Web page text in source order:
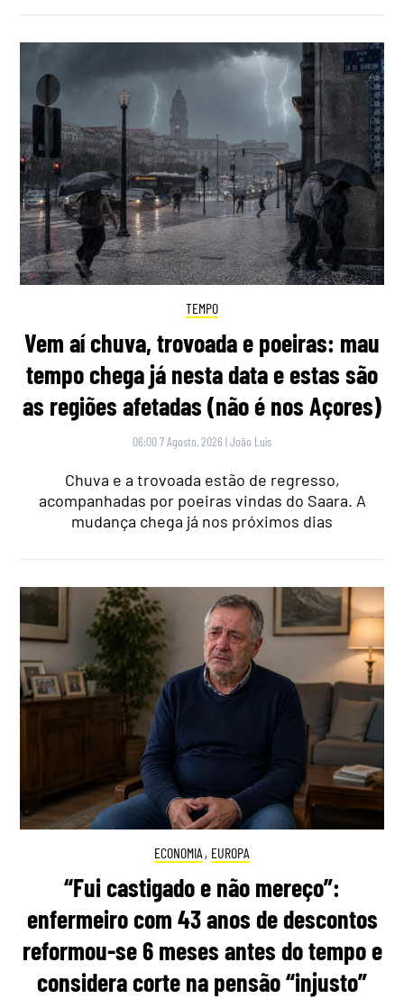
TEMPO
Vem aí chuva, trovoada e poeiras: mau
tempo chega já nesta data e estas são
as regiões afetadas (não é nos Açores)
06:00 7 Agosto, 2026 |João Luís
Chuva e a trovoada estão de regresso,
acompanhadas por poeiras vindas do Saara. A
mudança chega já nos próximos dias
ECONOMIA , EUROPA
“Fui castigado e não mereço”:
enfermeiro com 43 anos de descontos
reformou-se 6 meses antes do tempo e
considera corte na pensão “injusto”